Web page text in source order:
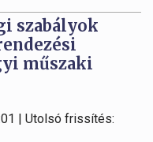
szabályok
műszaki
| Utolsó frissítés: